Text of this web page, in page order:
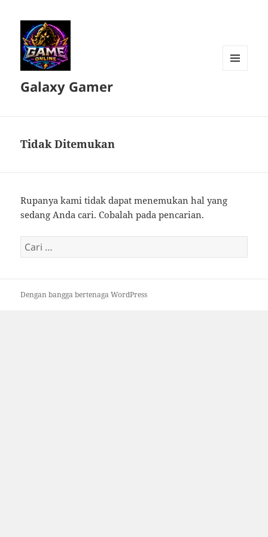
Galaxy Gamer
Tidak Ditemukan
Rupanya kami tidak dapat menemukan hal yang
sedang Anda cari. Cobalah pada pencarian.
Cari
untuk:
Dengan bangga bertenaga WordPress